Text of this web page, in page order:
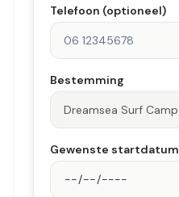
Telefoon (optioneel)
Bestemming
Gewenste startdatum